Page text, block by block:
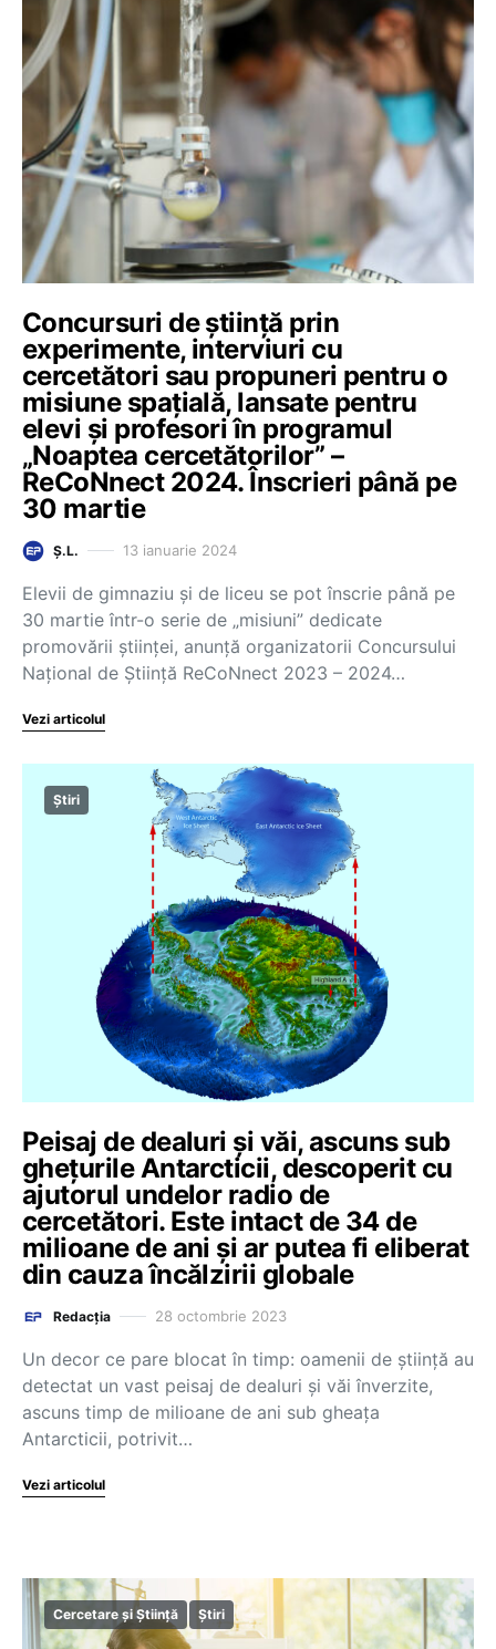
Concursuri de știință prin
experimente, interviuri cu
cercetători sau propuneri pentru o
misiune spațială, lansate pentru
elevi și profesori în programul
„Noaptea cercetătorilor” –
ReCoNnect 2024. Înscrieri până pe
30 martie
Ș.L. 13 ianuarie 2024
Elevii de gimnaziu și de liceu se pot înscrie până pe
30 martie într-o serie de „misiuni” dedicate
promovării științei, anunță organizatorii Concursului
Național de Știință ReCoNnect 2023 – 2024…
Vezi articolul
Știri
Peisaj de dealuri și văi, ascuns sub
ghețurile Antarcticii, descoperit cu
ajutorul undelor radio de
cercetători. Este intact de 34 de
milioane de ani și ar putea fi eliberat
din cauza încălzirii globale
Redacția 28 octombrie 2023
Un decor ce pare blocat în timp: oamenii de ştiinţă au
detectat un vast peisaj de dealuri şi văi înverzite,
ascuns timp de milioane de ani sub gheaţa
Antarcticii, potrivit…
Vezi articolul
Cercetare și Știință Știri